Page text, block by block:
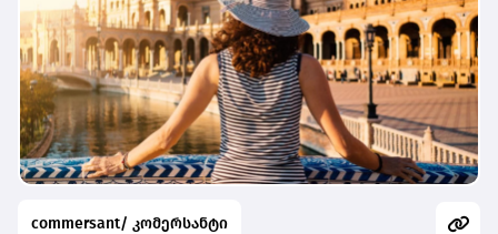
commersant/ კომერსანტი